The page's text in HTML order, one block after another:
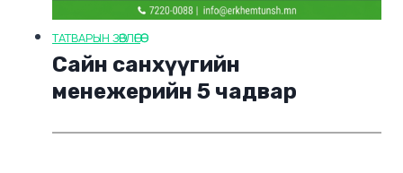
ТАТВАРЫН ЗӨВЛӨГӨӨ
Сайн санхүүгийн
менежерийн 5 чадвар